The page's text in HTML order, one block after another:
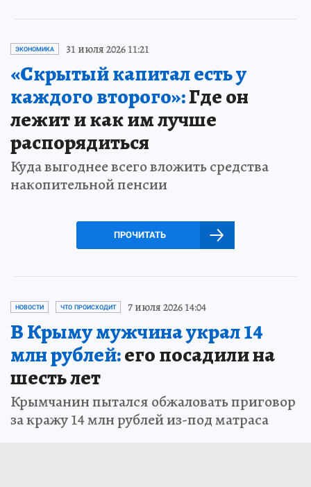
ЭКОНОМИКА 31 июля 2026 11:21
«Скрытый капитал есть у
каждого второго»:Где он
лежит и как им лучше
распорядиться
Куда выгоднее всего вложить средства
накопительной пенсии
ПРОЧИТАТЬ
НОВОСТИ ЧТО ПРОИСХОДИТ 7 июля 2026 14:04
В Крыму мужчина украл 14
млн рублей:его посадили на
шесть лет
Крымчанин пытался обжаловать приговор
за кражу 14 млн рублей из-под матраса